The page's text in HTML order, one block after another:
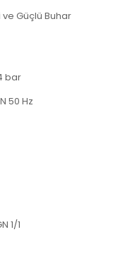
Güçlü Buhar
bar
50 Hz
1/1